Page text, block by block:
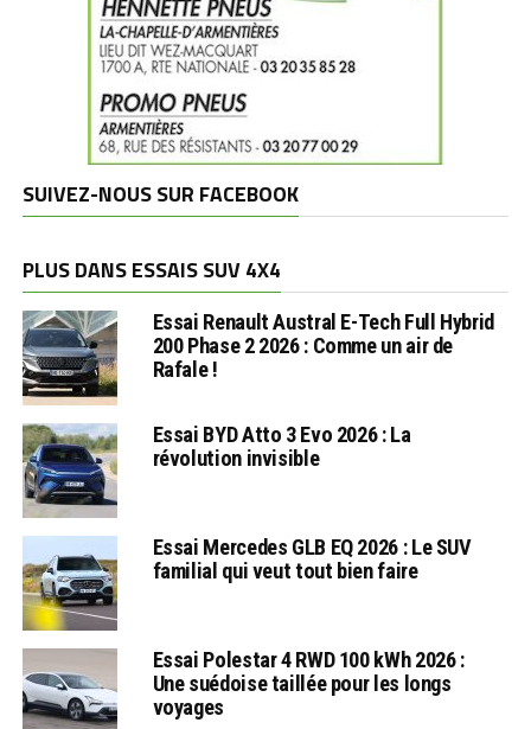
SUIVEZ-NOUS SUR FACEBOOK
PLUS DANS ESSAIS SUV 4X4
Essai Renault Austral E-Tech Full Hybrid
200 Phase 2 2026 : Comme un air de
Rafale !
Essai BYD Atto 3 Evo 2026 : La
révolution invisible
Essai Mercedes GLB EQ 2026 : Le SUV
familial qui veut tout bien faire
Essai Polestar 4 RWD 100 kWh 2026 :
Une suédoise taillée pour les longs
voyages